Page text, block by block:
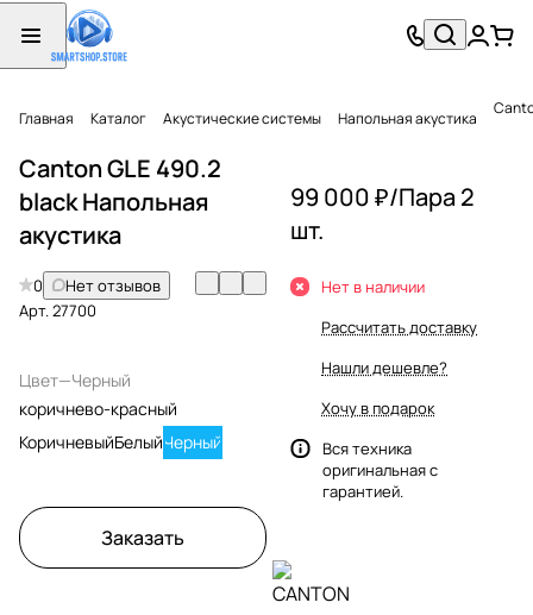
Главная Каталог Акустические системы Напольная акустика
Canton GLE 490.2
black Напольная
акустика
0
Нет отзывов
Арт.27700
Цвет—Черный
коричнево-красный
КоричневыйБелыйЧерный
Заказать
99 000 ₽/Пара 2
шт.
Нет в наличии
Рассчитать доставку
Нашли дешевле?
Хочу в подарок
Вся техника
оригинальная с
гарантией.